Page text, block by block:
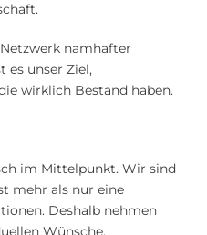
namhafter
es unser Ziel,
wirklich Bestand haben.
im Mittelpunkt. Wir sind
mehr als nur eine
Deshalb nehmen
Wünsche,